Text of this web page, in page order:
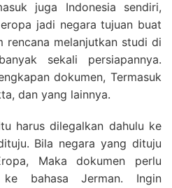
juga Indonesia sendiri,
jadi negara tujuan buat
rencana melanjutkan studi di
sekali persiapannya.
dokumen, Termasuk
dan yang lainnya.
harus dilegalkan dahulu ke
Bila negara yang dituju
Maka dokumen perlu
ke bahasa Jerman. Ingin